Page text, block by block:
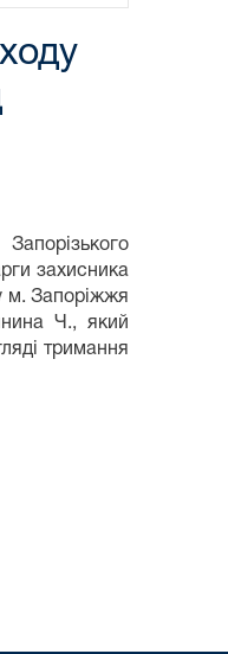
захисника
м. Запоріжжя
Ч., який
тримання